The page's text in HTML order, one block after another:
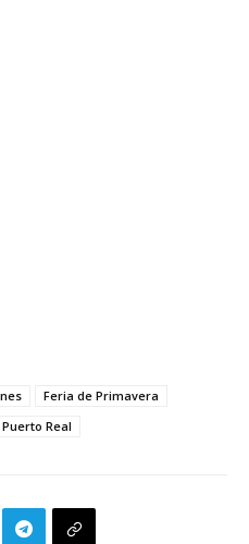
Feria de Primavera
Puerto Real